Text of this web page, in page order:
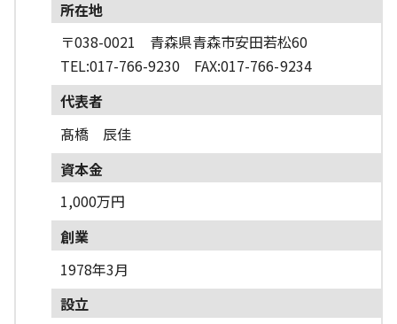
所在地
〒038-0021 青森県青森市安田若松60
TEL:017-766-9230 FAX:017-766-9234
代表者
髙橋 辰佳
資本金
1,000万円
創業
1978年3月
設立